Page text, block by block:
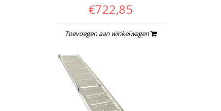
€722,85
Toevoegen aan winkelwagen